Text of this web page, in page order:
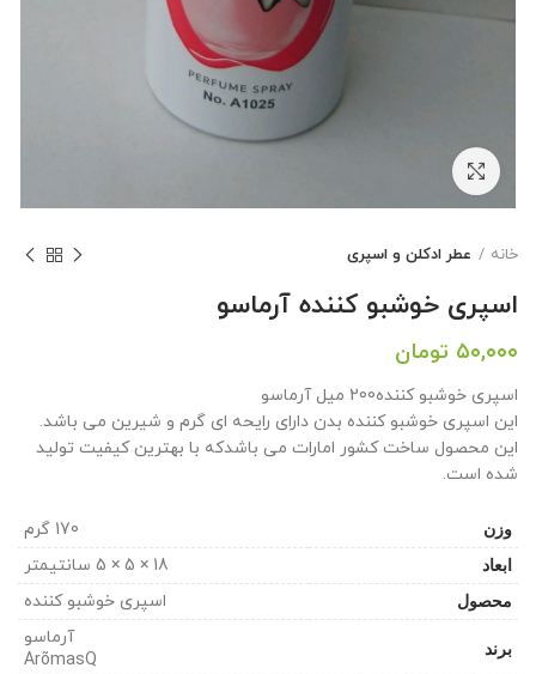
خانه عطر ادکلن و اسپری
اسپری خوشبو کننده آرماسو
۵۰,۰۰۰ تومان
اسپری خوشبو کننده200 میل آرماسو
این اسپری خوشبو کننده بدن دارای رایحه ای گرم و شیرین می باشد.
این محصول ساخت کشور امارات می باشدکه با بهترین کیفیت تولید
شده است.
وزن 170 گرم
ابعاد 18 × 5 × 5 سانتیمتر
محصول اسپری خوشبو کننده
برند
آرماسو
ArõmasQ